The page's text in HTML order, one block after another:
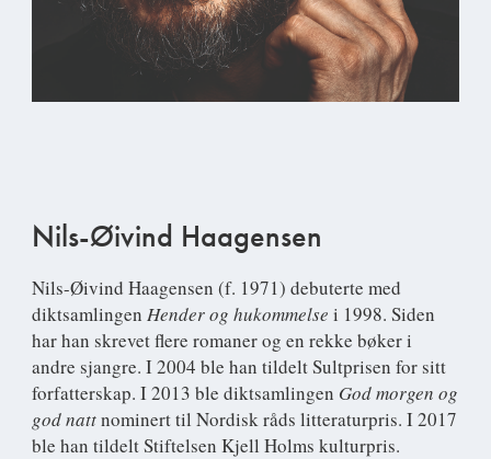
Nils-Øivind Haagensen
Nils-Øivind Haagensen (f. 1971) debuterte med
diktsamlingen Hender og hukommelse i 1998. Siden
har han skrevet flere romaner og en rekke bøker i
andre sjangre. I 2004 ble han tildelt Sultprisen for sitt
forfatterskap. I 2013 ble diktsamlingen God morgen og
god nattnominert til Nordisk råds litteraturpris. I 2017
ble han tildelt Stiftelsen Kjell Holms kulturpris.